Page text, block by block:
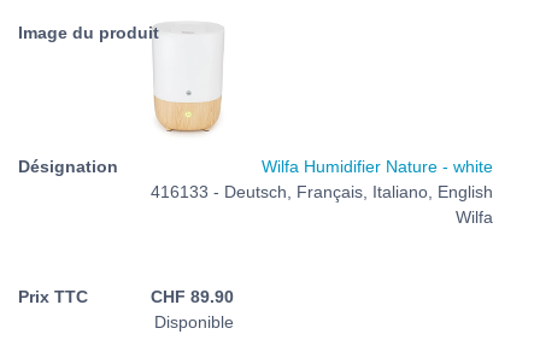
Wilfa Humidifier Nature - white
416133 - Deutsch, Français, Italiano, English
Wilfa
CHF 89.90
Disponible